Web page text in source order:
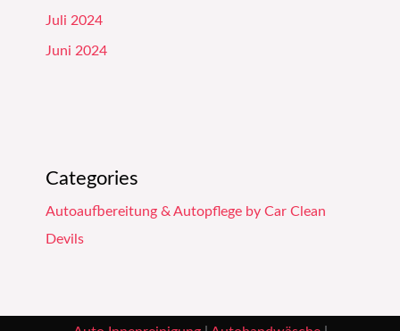
Juli 2024
Juni 2024
Categories
Autoaufbereitung & Autopflege by Car Clean
Devils